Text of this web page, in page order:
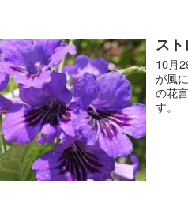
ス
10月
が風
の花
す。